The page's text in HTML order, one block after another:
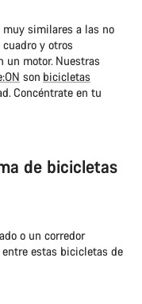
muy similares a las no
y otros
un motor. Nuestras
son bicicletas
Concéntrate en tu
de bicicletas
o un corredor
estas bicicletas de